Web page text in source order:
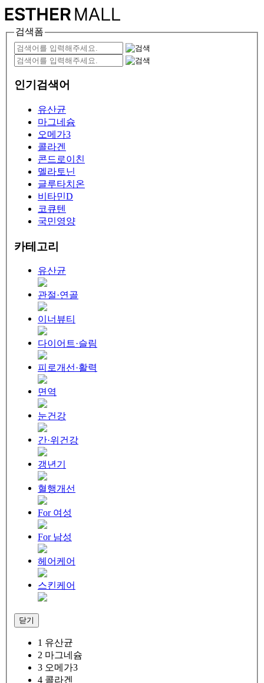
검색폼
인기검색어
유산균
마그네슘
오메가3
콜라겐
콘드로이친
멜라토닌
글루타치온
비타민D
코큐텐
국민영양
카테고리
유산균
관절·연골
이너뷰티
다이어트·슬림
피로개선·활력
면역
눈건강
간·위건강
갱년기
혈행개선
For 여성
For 남성
헤어케어
스킨케어
닫기
1 유산균
2 마그네슘
3 오메가3
4 콜라겐